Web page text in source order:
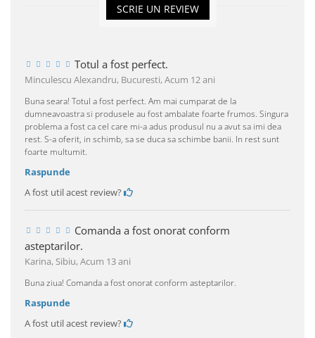
SCRIE UN REVIEW
Totul a fost perfect.
Minculescu Alexandru, Bucuresti,Acum 12 ani
Buna seara! Totul a fost perfect. Am mai cumparat de la
dumneavoastra si produsele au fost ambalate foarte frumos. Singura
problema a fost ca cel care mi-a adus produsul nu a avut sa imi dea
rest. S-a oferit, in schimb, sa se duca sa schimbe banii. In rest sunt
foarte multumit.
Raspunde
A fost util acest review?
Comanda a fost onorat conform
asteptarilor.
Karina, Sibiu,Acum 13 ani
Buna ziua! Comanda a fost onorat conform asteptarilor.
Raspunde
A fost util acest review?